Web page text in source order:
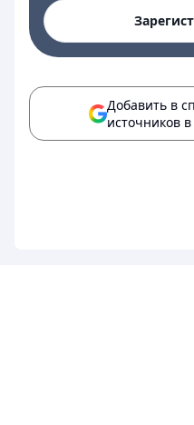
Добавить в
источников